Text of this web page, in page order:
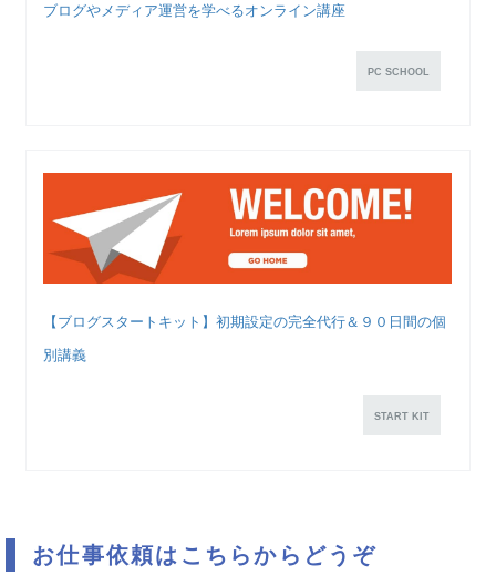
ブログやメディア運営を学べるオンライン講座
PC SCHOOL
【ブログスタートキット】初期設定の完全代行＆９０日間の個
別講義
START KIT
お仕事依頼はこちらからどうぞ